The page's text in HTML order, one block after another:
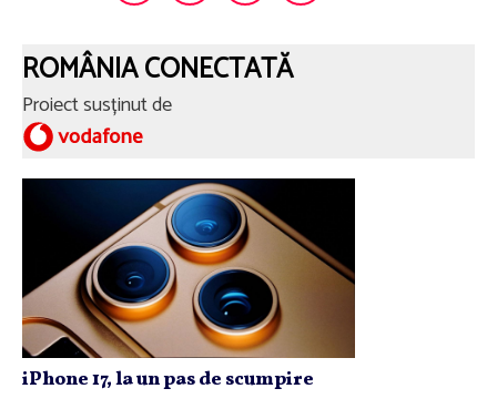
ROMÂNIA CONECTATĂ
Proiect susținut de
iPhone 17, la un pas de scumpire